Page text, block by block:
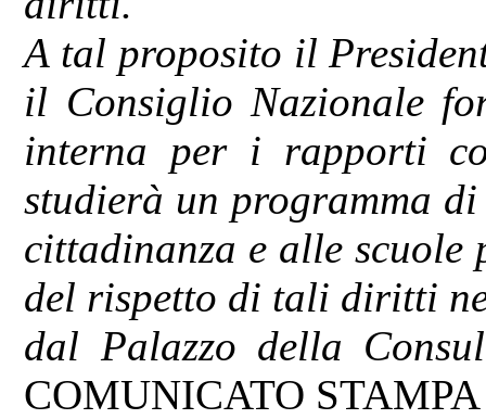
A tal proposito il
il Consiglio Nazionale
interna per i rapporti
studierà un programma
cittadinanza e alle
del rispetto di tali diritti
dal Palazzo della
COMUNICATO STAMPA